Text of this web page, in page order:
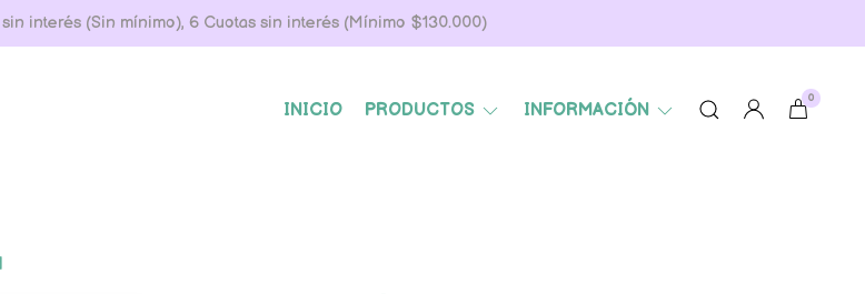
interés (Sin mínimo), 6 Cuotas sin interés (Mínimo $130.000)
INICIO PRODUCTOS INFORMACIÓN
0